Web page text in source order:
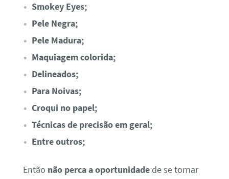
Smokey Eyes;
Pele Negra;
Pele Madura;
Maquiagem colorida;
Delineados;
Para Noivas;
Croqui no papel;
Técnicas de precisão em geral;
Entre outros;
Então não perca a oportunidadede se tornar